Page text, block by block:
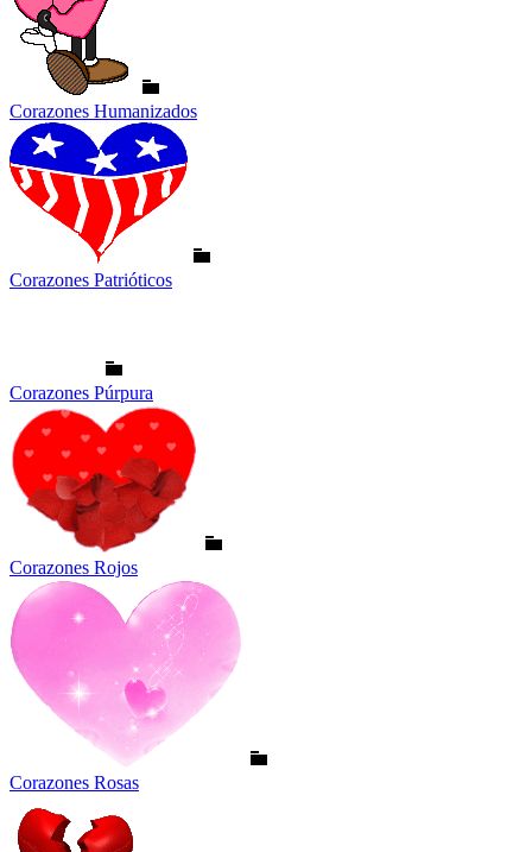
Corazones Humanizados
Corazones Patrióticos
Corazones Púrpura
Corazones Rojos
Corazones Rosas